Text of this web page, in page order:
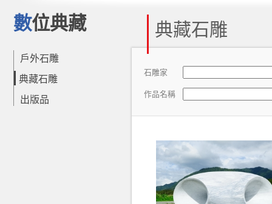
數位典藏
戶外石雕
典藏石雕
出版品
典藏石雕
石雕家
作品名稱